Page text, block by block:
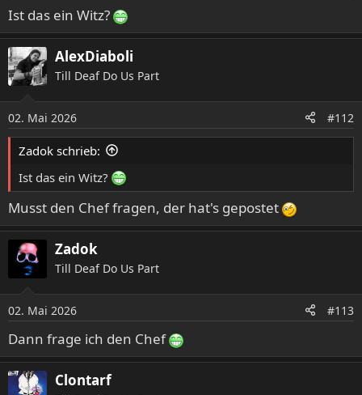
Ist das ein Witz?
AlexDiaboli
Till Deaf Do Us Part
02. Mai 2026 #112
Zadok schrieb:
Ist das ein Witz?
Musst den Chef fragen, der hat's gepostet
Zadok
Till Deaf Do Us Part
02. Mai 2026 #113
Dann frage ich den Chef
Clontarf